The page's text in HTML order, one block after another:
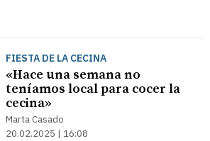
FIESTA DE LA CECINA
«Hace una semana no
teníamos local para cocer la
cecina»
Marta Casado
20.02.2025 | 16:08